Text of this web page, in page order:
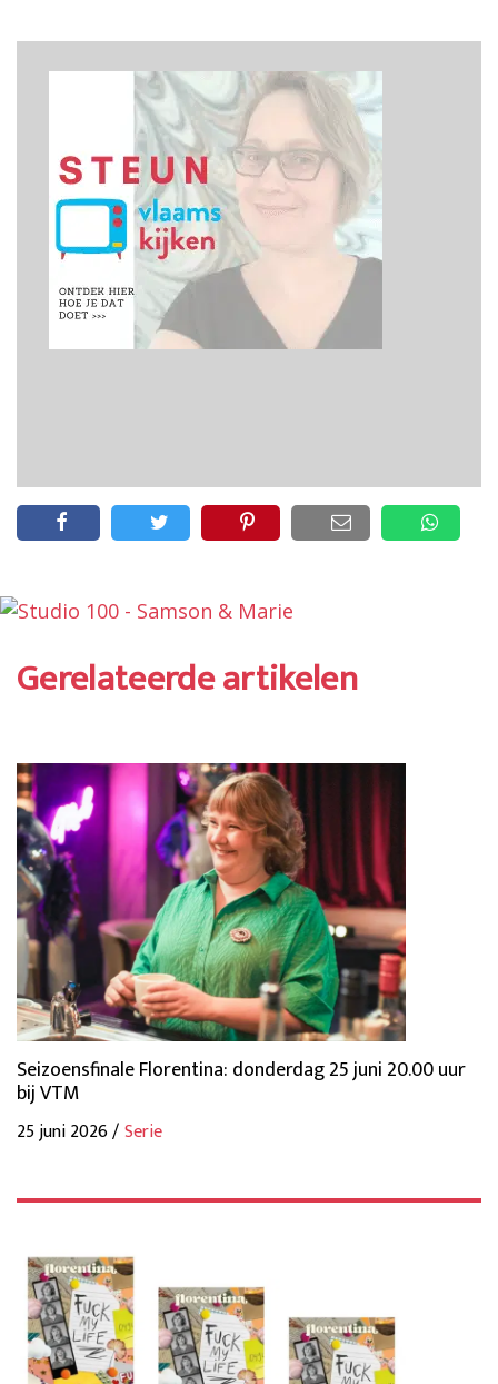
Gerelateerde artikelen
Seizoensfinale Florentina: donderdag 25 juni 20.00 uur
bij VTM
25 juni 2026 /Serie